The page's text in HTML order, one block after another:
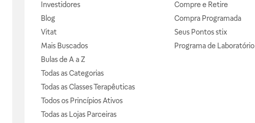
Investidores
Blog
Vitat
Mais Buscados
Bulas de A a Z
Todas as Categorias
Todas as Classes Terapêuticas
Todos os Princípios Ativos
Todas as Lojas Parceiras
Compre e Retire
Compra Programada
Seus Pontos stix
Programa de Laboratório